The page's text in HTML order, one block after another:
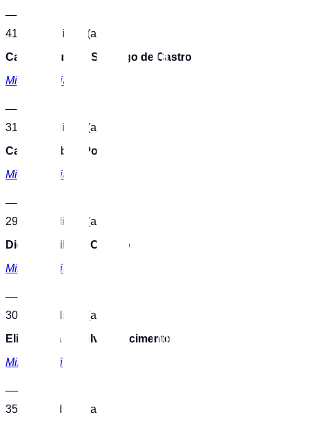
41 - ID Mediador(a)
Carlos Eduardo Santiago de Castro
Minibiografia
31 - ID Mediador(a)
Carolina Abdo Popoli
Minibiografia
29 - ID Mediador(a)
Dionísio Pileggi Camelo
Minibiografia
30 - ID Mediador(a)
Elissandra da Silva Nascimento
Minibiografia
35 - ID Mediador(a)